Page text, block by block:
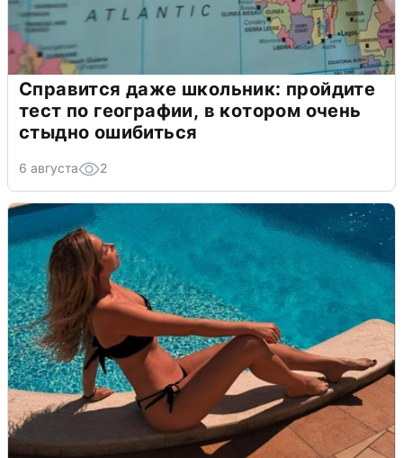
Справится даже школьник: пройдите
тест по географии, в котором очень
стыдно ошибиться
6 августа 2